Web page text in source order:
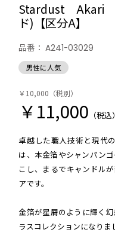
Stardust Akari
ド)【区分A】
品番： A241-03029
男性に人気
￥10,000 （税別）
￥11,000 （税込）
卓越した職人技術と現代
は、本金箔やシャンパン
こし、まるでキャンドル
アです。
金箔が星屑のように輝く
ラスコレクションになりま